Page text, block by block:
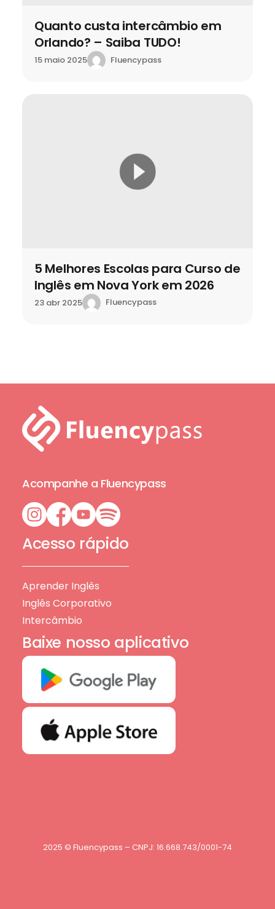
Quanto custa intercâmbio em
Orlando? – Saiba TUDO!
15 maio 2025 Fluencypass
5 Melhores Escolas para Curso de
Inglês em Nova York em 2026
23 abr 2025 Fluencypass
Acompanhe a Fluencypass
Acesso rápido
Aprender Inglês
Inglês Corporativo
Intercâmbio
Baixe nosso aplicativo
2025 © Fluencypass – CNPJ: 16.668.743/0001-74